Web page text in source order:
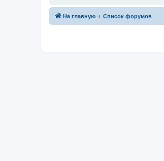
На главную Список форумов